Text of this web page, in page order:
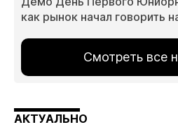
как рынок начал говорить
Смотреть все
АКТУАЛЬНО